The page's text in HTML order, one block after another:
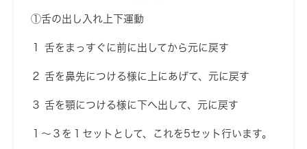
①舌の出し入れ上下運動
１ 舌をまっすぐに前に出してから元に戻す
２ 舌を鼻先につける様に上にあげて、元に戻す
３ 舌を顎につける様に下へ出して、元に戻す
１〜３を１セットとして、これを5セット行います。